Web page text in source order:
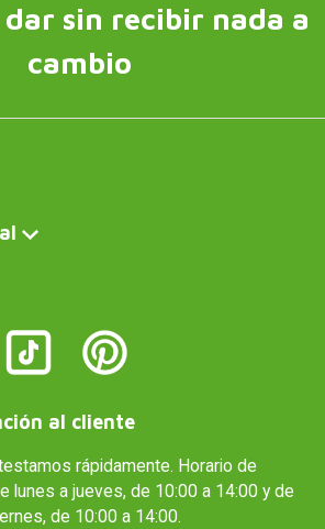
dar sin recibir nada a
cambio
al cliente
rápidamente. Horario de
lunes a jueves, de 10:00 a 14:00 y de
de 10:00 a 14:00.